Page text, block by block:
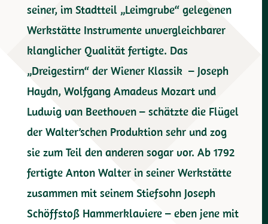
seiner, im Stadtteil „Leimgrube“ gelegenen
Werkstätte Instrumente unvergleichbarer
klanglicher Qualität fertigte. Das
„Dreigestirn“ der Wiener Klassik – Joseph
Haydn, Wolfgang Amadeus Mozart und
Ludwig van Beethoven – schätzte die Flügel
der Walter’schen Produktion sehr und zog
sie zum Teil den anderen sogar vor. Ab 1792
fertigte Anton Walter in seiner Werkstätte
zusammen mit seinem Stiefsohn Joseph
Schöffstoß Hammerklaviere – eben jene mit